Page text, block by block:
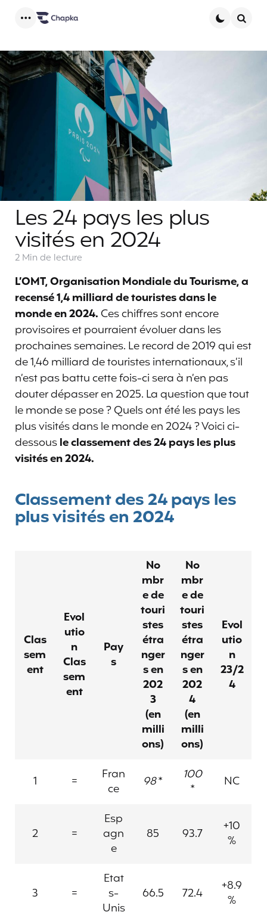
Les 24 pays les plus
visités en 2024
2 Min de lecture
L’OMT, Organisation Mondiale du Tourisme, a
recensé 1,4 milliard de touristes dans le
monde en 2024.Ces chiffres sont encore
provisoires et pourraient évoluer dans les
prochaines semaines. Le record de 2019 qui est
de 1,46 milliard de touristes internationaux, s’il
n’est pas battu cette fois-ci sera à n’en pas
douter dépasser en 2025. La question que tout
le monde se pose ? Quels ont été les pays les
plus visités dans le monde en 2024 ? Voici ci-
dessousle classement des 24 pays les plus
visités en 2024.
Classement des 24 pays les
plus visités en 2024
Clas
sem
ent
Evol
utio
n
Clas
sem
ent
Pay
s
No
mbr
e de
touri
stes
étra
nger
s en
202
3
(en
milli
ons)
No
mbr
e de
touri
stes
étra
nger
s en
202
4
(en
milli
ons)
Evol
utio
n
23/2
4
1 =
Fran
ce
98*
100
*
NC
2 =
Esp
agn
e
85 93.7
+10
%
3 =
Etat
s-
Unis
66.5 72.4
+8.9
%